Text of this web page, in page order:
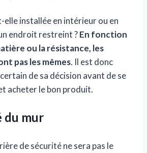
elle installée en intérieur ou en
endroit restreint ?En fonction
ou la résistance, les
pas les mêmes. Il est donc
de sa décision avant de se
acheter le bon produit.
du mur
de sécurité ne sera pas le